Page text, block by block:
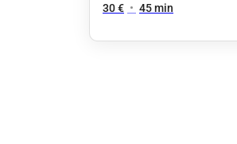
30 € • 45 min